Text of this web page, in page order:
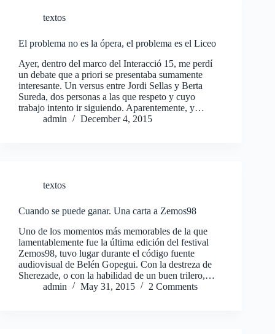
textos
El problema no es la ópera, el problema es el Liceo
Ayer, dentro del marco del Interacció 15, me perdí
un debate que a priori se presentaba sumamente
interesante. Un versus entre Jordi Sellas y Berta
Sureda, dos personas a las que respeto y cuyo
trabajo intento ir siguiendo. Aparentemente, y…
admin
December 4, 2015
textos
Cuando se puede ganar. Una carta a Zemos98
Uno de los momentos más memorables de la que
lamentablemente fue la última edición del festival
Zemos98, tuvo lugar durante el código fuente
audiovisual de Belén Gopegui. Con la destreza de
Sherezade, o con la habilidad de un buen trilero,…
admin
May 31, 2015 2 Comments